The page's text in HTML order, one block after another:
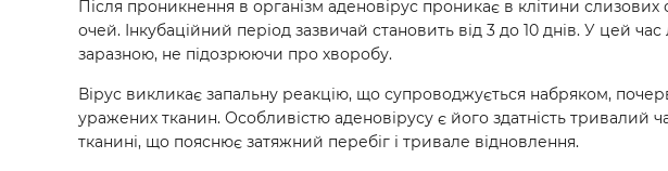
Після проникнення в організм аденовірус проникає в клітини
очей. Інкубаційний період зазвичай становить від 3 до 10 днів. У цей
заразною, не підозрюючи про хворобу.
Вірус викликає запальну реакцію, що супроводжується набряком,
уражених тканин. Особливістю аденовірусу є його здатність тривалий
тканині, що пояснює затяжний перебіг і тривале відновлення.